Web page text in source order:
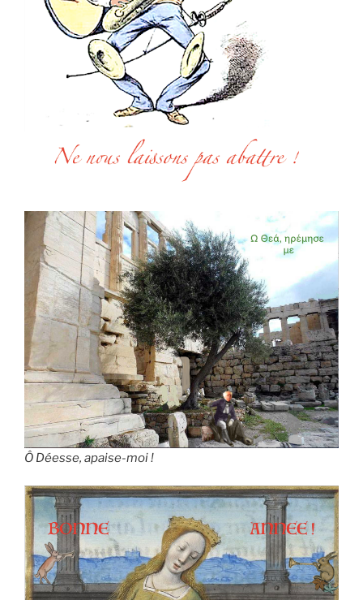
Ô Déesse, apaise-moi !